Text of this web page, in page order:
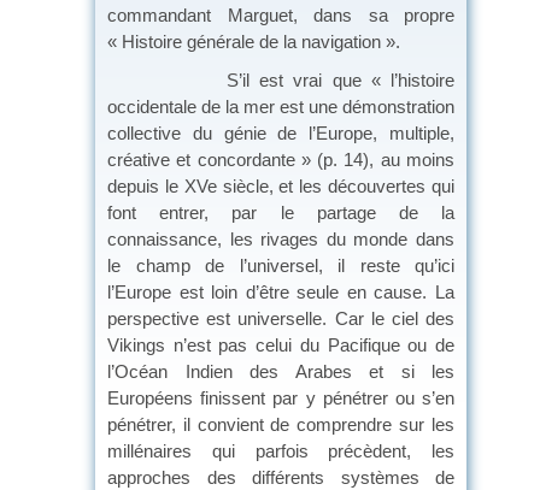
commandant Marguet, dans sa propre
« Histoire générale de la navigation ».
S’il est vrai que « l’histoire
occidentale de la mer est une démonstration
collective du génie de l’Europe, multiple,
créative et concordante » (p. 14), au moins
depuis le XVe siècle, et les découvertes qui
font entrer, par le partage de la
connaissance, les rivages du monde dans
le champ de l’universel, il reste qu’ici
l’Europe est loin d’être seule en cause. La
perspective est universelle. Car le ciel des
Vikings n’est pas celui du Pacifique ou de
l’Océan Indien des Arabes et si les
Européens finissent par y pénétrer ou s’en
pénétrer, il convient de comprendre sur les
millénaires qui parfois précèdent, les
approches des différents systèmes de